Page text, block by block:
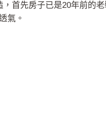
首先房子已是20年前的老
氣。